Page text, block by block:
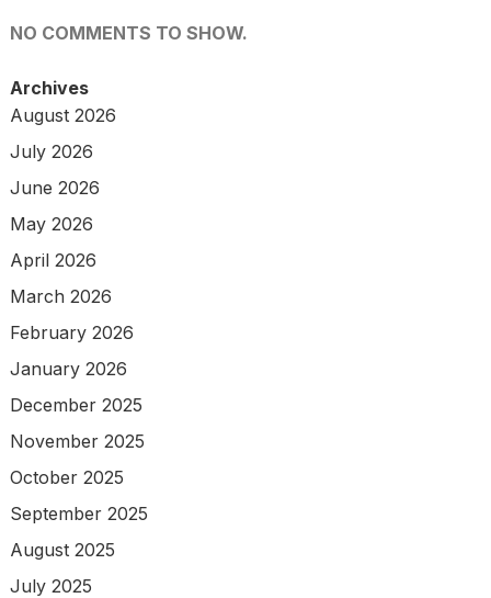
NO COMMENTS TO SHOW.
Archives
August 2026
July 2026
June 2026
May 2026
April 2026
March 2026
February 2026
January 2026
December 2025
November 2025
October 2025
September 2025
August 2025
July 2025